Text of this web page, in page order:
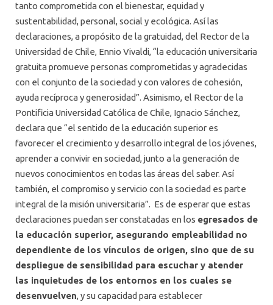
tanto comprometida con el bienestar, equidad y
sustentabilidad, personal, social y ecológica. Así las
declaraciones, a propósito de la gratuidad, del Rector de la
Universidad de Chile, Ennio Vivaldi, “la educación universitaria
gratuita promueve personas comprometidas y agradecidas
con el conjunto de la sociedad y con valores de cohesión,
ayuda recíproca y generosidad”. Asimismo, el Rector de la
Pontificia Universidad Católica de Chile, Ignacio Sánchez,
declara que “el sentido de la educación superior es
favorecer el crecimiento y desarrollo integral de los jóvenes,
aprender a convivir en sociedad, junto a la generación de
nuevos conocimientos en todas las áreas del saber. Así
también, el compromiso y servicio con la sociedad es parte
integral de la misión universitaria”. Es de esperar que estas
declaraciones puedan ser constatadas en los egresados de
la educación superior, asegurando empleabilidad no
dependiente de los vínculos de origen, sino que de su
despliegue de sensibilidad para escuchar y atender
las inquietudes de los entornos en los cuales se
desenvuelven, y su capacidad para establecer